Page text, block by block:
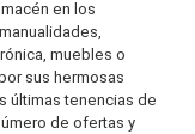
en los
muebles o
sus hermosas
últimas tenencias de
de ofertas y